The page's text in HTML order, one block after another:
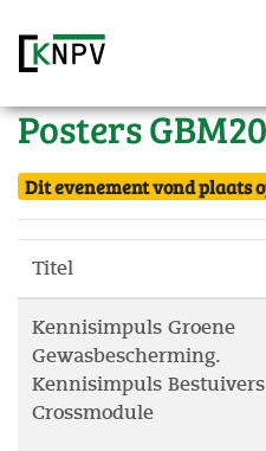
Posters
Dit evenement vond plaats
Titel
Kennisimpuls Groene
Gewasbescherming.
Kennisimpuls
Crossmodule